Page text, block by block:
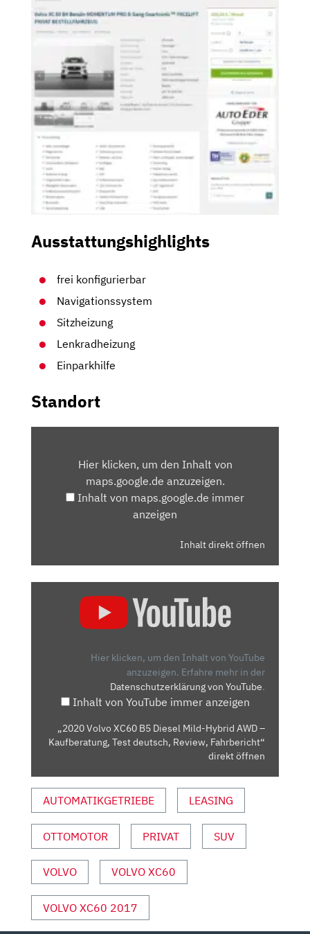
Ausstattungshighlights
frei konfigurierbar
Navigationssystem
Sitzheizung
Lenkradheizung
Einparkhilfe
Standort
MAPS.GOOGLE.DEHier klicken, um den Inhalt von
maps.google.de anzuzeigen.
Inhalt von maps.google.de immer
anzeigen
Inhalt direkt öffnen
KAUFBERATUNG,
REVIEW,
FAHRBERICHT“
VON
YOUTUBE
Hier klicken, um den Inhalt von YouTube
anzuzeigen. Erfahre mehr in der
Datenschutzerklärung von YouTube.
Inhalt von YouTube immer anzeigen
„2020 Volvo XC60 B5 Diesel Mild-Hybrid AWD –
Kaufberatung, Test deutsch, Review, Fahrbericht“
direkt öffnen
AUTOMATIKGETRIEBE LEASING
OTTOMOTOR PRIVAT SUV
VOLVO VOLVO XC60
VOLVO XC60 2017